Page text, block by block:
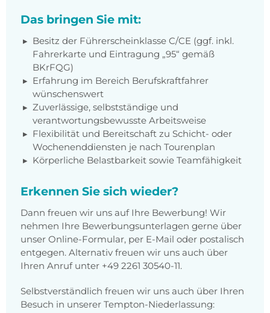
Das bringen Sie mit:
Besitz der Führerscheinklasse C/CE (ggf. inkl.
Fahrerkarte und Eintragung „95“ gemäß
BKrFQG)
Erfahrung im Bereich Berufskraftfahrer
wünschenswert
Zuverlässige, selbstständige und
verantwortungsbewusste Arbeitsweise
Flexibilität und Bereitschaft zu Schicht- oder
Wochenenddiensten je nach Tourenplan
Körperliche Belastbarkeit sowie Teamfähigkeit
Erkennen Sie sich wieder?
Dann freuen wir uns auf Ihre Bewerbung! Wir
nehmen Ihre Bewerbungsunterlagen gerne über
unser Online-Formular, per E-Mail oder postalisch
entgegen. Alternativ freuen wir uns auch über
Ihren Anruf unter +49 2261 30540-11.
Selbstverständlich freuen wir uns auch über Ihren
Besuch in unserer Tempton-Niederlassung: